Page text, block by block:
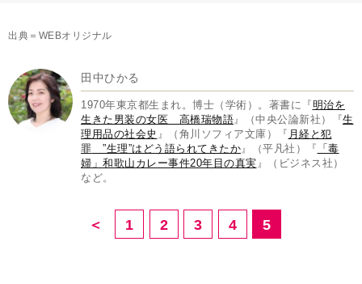
出典＝WEBオリジナル
田中ひかる
1970年東京都生まれ。博士（学術）。著書に『明治を
生きた男装の女医 高橋瑞物語』（中央公論新社）『生
理用品の社会史 』（角川ソフィア文庫）『 月経と犯
罪 ”生理”はどう語られてきたか』（平凡社）『 「毒
婦」和歌山カレー事件20年目の真実 』（ビジネス社）
など。
＜ 1 2 3 4 5